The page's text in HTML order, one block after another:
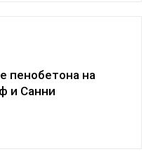
пенобетона на
и Санни